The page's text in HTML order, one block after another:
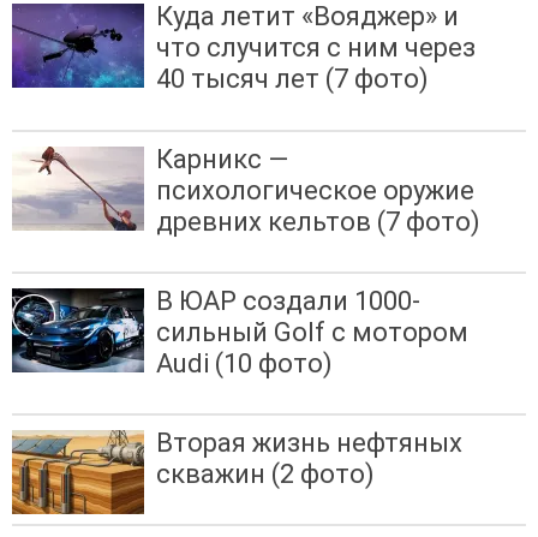
Куда летит «Вояджер» и
что случится с ним через
40 тысяч лет (7 фото)
Карникс —
психологическое оружие
древних кельтов (7 фото)
В ЮАР создали 1000-
сильный Golf с мотором
Audi (10 фото)
Вторая жизнь нефтяных
скважин (2 фото)